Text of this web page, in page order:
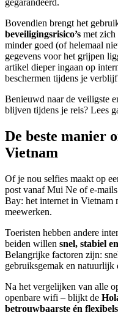
gegarandeerd.
Bovendien brengt het
beveiligingsrisico’s met
minder goed (of helemaal
gegevens voor het grijpen
artikel dieper ingaan op
beschermen tijdens je
Benieuwd naar de veiligste
blijven tijdens je reis? Lees
De beste manier
Vietnam
Of je nou selfies maakt op
post vanaf Mui Ne of e-
Bay: het internet in Vietnam
meewerken.
Toeristen hebben andere
beiden willen snel, stabiel
Belangrijke factoren zijn:
gebruiksgemak en natuurlijk
Na het vergelijken van alle
openbare wifi – blijkt de
betrouwbaarste én